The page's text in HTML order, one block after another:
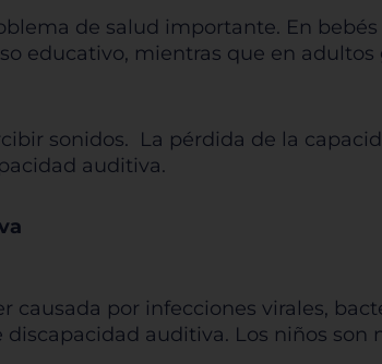
de salud importante. En
educativo, mientras que en
sonidos. La pérdida de la
auditiva.
causada por infecciones virales,
auditiva. Los niños son